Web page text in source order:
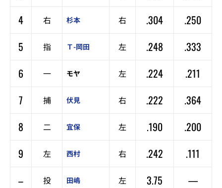
4
右 杉本 右 .304
.250
5
指 Ｔ-岡田 左 .248
.333
6
一 モヤ 左 .224
.211
7
捕 伏見 右 .222
.364
8
二 宜保 左 .190
.200
9
左 西村 右 .242
.111
–
投 田嶋 左 3.75 —